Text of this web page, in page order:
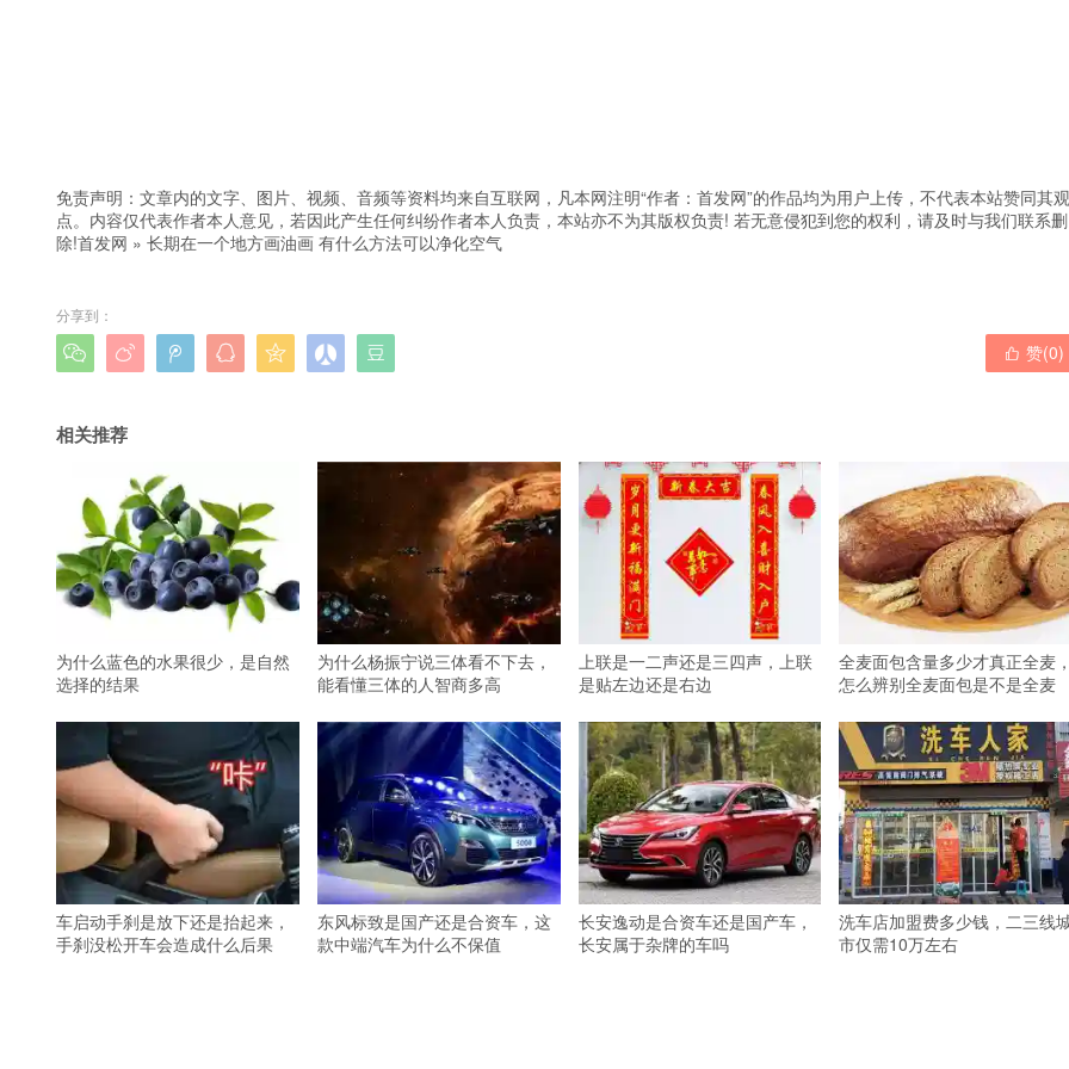
免责声明：文章内的文字、图片、视频、音频等资料均来自互联网，凡本网注明“作者：首发网”的作品均为用户上传，不代表本站赞同其观
点。内容仅代表作者本人意见，若因此产生任何纠纷作者本人负责，本站亦不为其版权负责! 若无意侵犯到您的权利，请及时与我们联系删
除!首发网 » 长期在一个地方画油画 有什么方法可以净化空气
分享到：
        赞(0)
相关推荐
为什么蓝色的水果很少，是自然
选择的结果
为什么杨振宁说三体看不下去，
能看懂三体的人智商多高
上联是一二声还是三四声，上联
是贴左边还是右边
全麦面包含量多少才真正全麦
怎么辨别全麦面包是不是全麦
车启动手刹是放下还是抬起来，
手刹没松开车会造成什么后果
东风标致是国产还是合资车，这
款中端汽车为什么不保值
长安逸动是合资车还是国产车，
长安属于杂牌的车吗
洗车店加盟费多少钱，二三线
市仅需10万左右